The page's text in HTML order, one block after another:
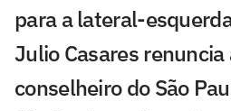
para a lateral-
Julio Casares renuncia
conselheiro do São